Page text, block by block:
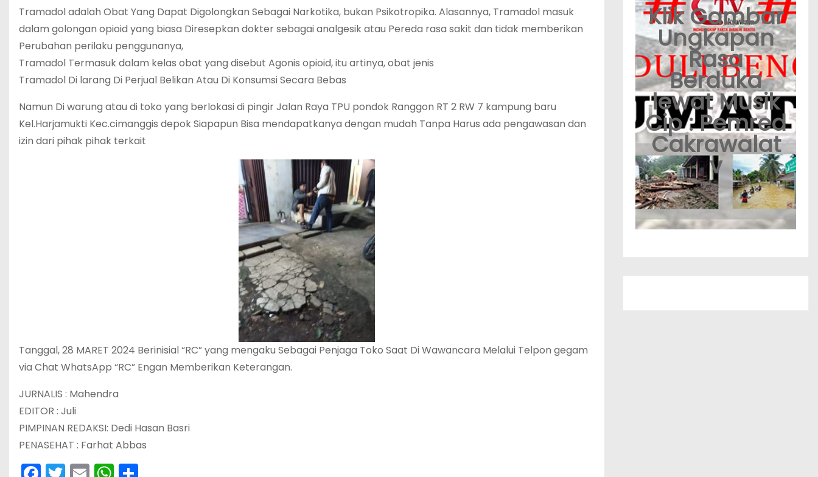
Tramadol adalah Obat Yang Dapat Digolongkan Sebagai Narkotika, bukan Psikotropika. Alasannya, Tramadol masuk
dalam golongan opioid yang biasa Diresepkan dokter sebagai analgesik atau Pereda rasa sakit dan tidak memberikan
Perubahan perilaku penggunanya,
Tramadol Termasuk dalam kelas obat yang disebut Agonis opioid, itu artinya, obat jenis
Tramadol Di larang Di Perjual Belikan Atau Di Konsumsi Secara Bebas
Namun Di warung atau di toko yang berlokasi di pingir Jalan Raya TPU pondok Ranggon RT 2 RW 7 kampung baru
Kel.Harjamukti Kec.cimanggis depok Siapapun Bisa mendapatkanya dengan mudah Tanpa Harus ada pengawasan dan
izin dari pihak pihak terkait
Tanggal, 28 MARET 2024 Berinisial “RC” yang mengaku Sebagai Penjaga Toko Saat Di Wawancara Melalui Telpon gegam
via Chat WhatsApp “RC” Engan Memberikan Keterangan.
JURNALIS : Mahendra
EDITOR : Juli
PIMPINAN REDAKSI: Dedi Hasan Basri
PENASEHAT : Farhat Abbas
Klik Gambar
Ungkapan
Rasa
Berduka
lewat Musik
Cip : Pemred
Cakrawalat
v